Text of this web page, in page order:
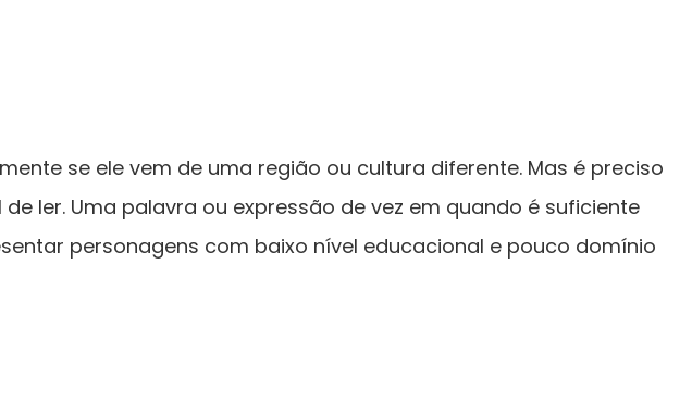
se ele vem de uma região ou cultura diferente. Mas é preciso
ler. Uma palavra ou expressão de vez em quando é suficiente
personagens com baixo nível educacional e pouco domínio